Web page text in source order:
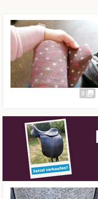
3 photo_library